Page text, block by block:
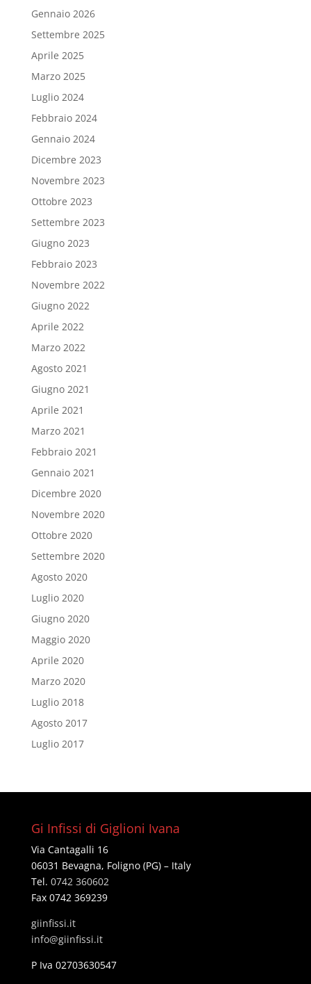
Gennaio 2026
Settembre 2025
Aprile 2025
Marzo 2025
Luglio 2024
Febbraio 2024
Gennaio 2024
Dicembre 2023
Novembre 2023
Ottobre 2023
Settembre 2023
Giugno 2023
Febbraio 2023
Novembre 2022
Giugno 2022
Aprile 2022
Marzo 2022
Agosto 2021
Giugno 2021
Aprile 2021
Marzo 2021
Febbraio 2021
Gennaio 2021
Dicembre 2020
Novembre 2020
Ottobre 2020
Settembre 2020
Agosto 2020
Luglio 2020
Giugno 2020
Maggio 2020
Aprile 2020
Marzo 2020
Luglio 2018
Agosto 2017
Luglio 2017
Gi Infissi di Giglioni Ivana
Via Cantagalli 16
06031 Bevagna, Foligno (PG) – Italy
Tel. 0742 360602
Fax 0742 369239
giinfissi.it
ti.issifniig
@ofni
P Iva 02703630547